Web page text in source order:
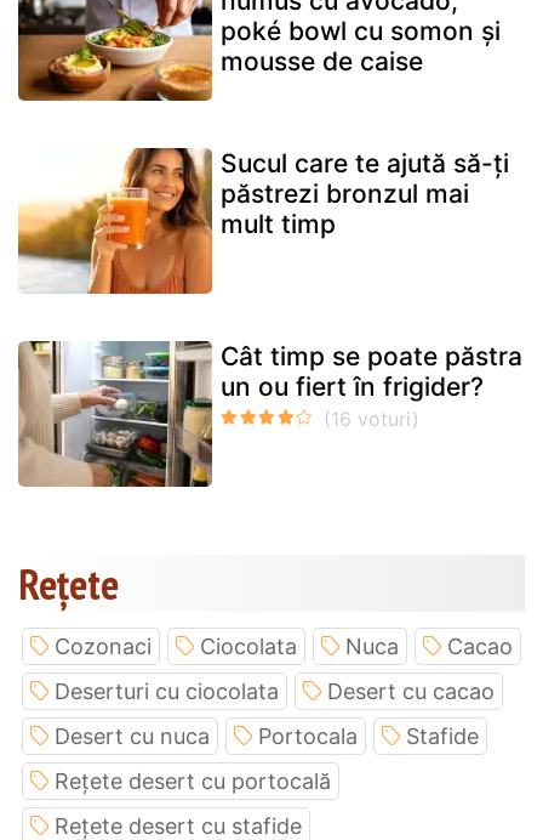
poké bowl cu somon și
mousse de caise
Sucul care te ajută să-ți
păstrezi bronzul mai
mult timp
Cât timp se poate păstra
un ou fiert în frigider?
Rețete
Cozonaci Ciocolata Nuca
Cacao
Deserturi cu ciocolata
Desert cu cacao
Desert cu nuca
Portocala
Stafide
Rețete desert cu portocală
Rețete desert cu stafide